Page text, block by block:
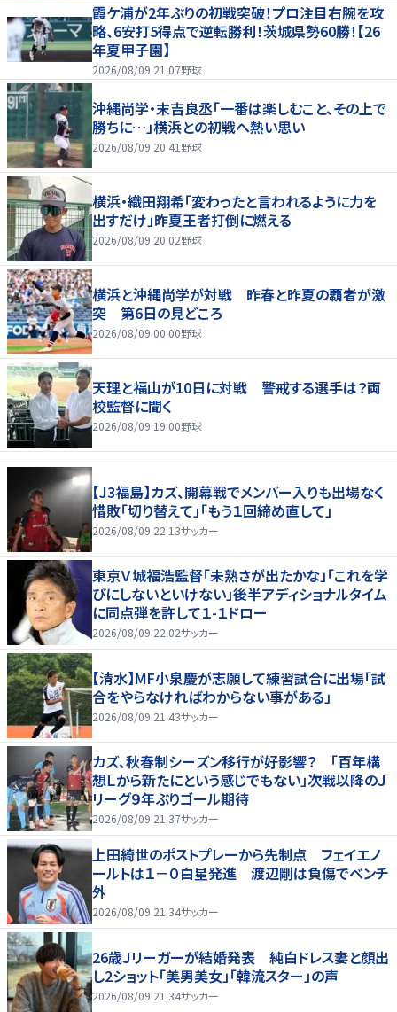
霞ケ浦が2年ぶりの初戦突破！プロ注目右腕を攻
略、6安打5得点で逆転勝利！茨城県勢60勝！【26
年夏甲子園】
2026/08/09 21:07野球
沖縄尚学・末吉良丞「一番は楽しむこと、その上で
勝ちに…」横浜との初戦へ熱い思い
2026/08/09 20:41 野球
横浜・織田翔希「変わったと言われるように力を
出すだけ」昨夏王者打倒に燃える
2026/08/09 20:02野球
横浜と沖縄尚学が対戦 昨春と昨夏の覇者が激
突 第6日の見どころ
2026/08/09 00:00野球
天理と福山が10日に対戦 警戒する選手は？両
校監督に聞く
2026/08/09 19:00野球
【J3福島】カズ、開幕戦でメンバー入りも出場なく
惜敗「切り替えて」「もう１回締め直して」
2026/08/09 22:13サッカー
東京Ｖ城福浩監督「未熟さが出たかな」「これを学
びにしないといけない」後半アディショナルタイム
に同点弾を許して１-１ドロー
2026/08/09 22:02サッカー
【清水】MF小泉慶が志願して練習試合に出場「試
合をやらなければわからない事がある」
2026/08/09 21:43サッカー
カズ、秋春制シーズン移行が好影響？ 「百年構
想Ｌから新たにという感じでもない」次戦以降のＪ
リーグ９年ぶりゴール期待
2026/08/09 21:37サッカー
上田綺世のポストプレーから先制点 フェイエノ
ールトは１－０白星発進 渡辺剛は負傷でベンチ
外
2026/08/09 21:34サッカー
26歳Ｊリーガーが結婚発表 純白ドレス妻と顔出
し2ショット「美男美女」「韓流スター」の声
2026/08/09 21:34サッカー